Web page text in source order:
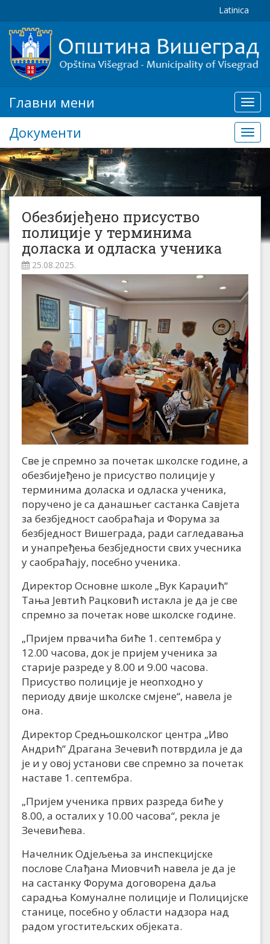
Latinica
мени
Главни мени
Документи
Обезбијеђено присуство
полиције у терминима
доласка и одласка ученика
25.08.2025.
Све је спремно за почетак школске године, а
обезбијеђено је присуство полиције у
терминима доласка и одласка ученика,
поручено је са данашњег састанка Савјета
за безбједност саобраћаја и Форума за
безбједност Вишеграда, ради сагледавања
и унапређења безбједности свих учесника
у саобраћају, посебно ученика.
Директор Основне школе „Вук Караџић“
Тања Јевтић Рацковић истакла је да је све
спремно за почетак нове школске године.
„Пријем првачића биће 1. септембра у
12.00 часова, док је пријем ученика за
старије разреде у 8.00 и 9.00 часова.
Присуство полиције је неопходно у
периоду двије школске смјене“, навела је
она.
Директор Средњошколског центра „Иво
Андрић“ Драгана Зечевић потврдила је да
је и у овој установи све спремно за почетак
наставе 1. септембра.
„Пријем ученика првих разреда биће у
8.00, а осталих у 10.00 часова“, рекла је
Зечевићева.
Начелник Одјељења за инспекцијске
послове Слађана Миовчић навела је да је
на састанку Форума договорена даља
сарадња Комуналне полиције и Полицијске
станице, посебно у области надзора над
радом угоститељских објеката.